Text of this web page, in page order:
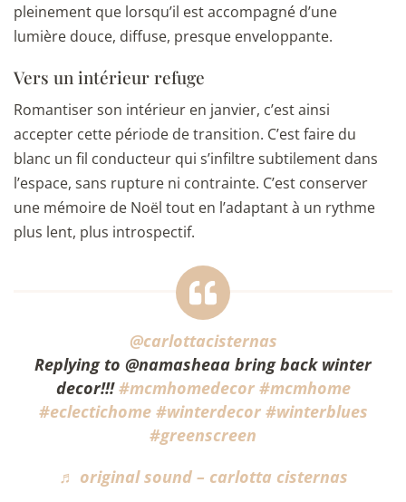
pleinement que lorsqu’il est accompagné d’une
lumière douce, diffuse, presque enveloppante.
Vers un intérieur refuge
Romantiser son intérieur en janvier, c’est ainsi
accepter cette période de transition. C’est faire du
blanc un fil conducteur qui s’infiltre subtilement dans
l’espace, sans rupture ni contrainte. C’est conserver
une mémoire de Noël tout en l’adaptant à un rythme
plus lent, plus introspectif.
@carlottacisternas
Replying to @namasheaa bring back winter
decor!!!#mcmhomedecor #mcmhome
#eclectichome #winterdecor #winterblues
#greenscreen
♬ original sound – carlotta cisternas